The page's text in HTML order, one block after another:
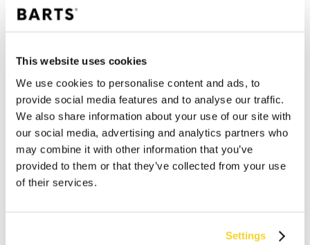
This website uses cookies
We use cookies to personalise content and ads, to
provide social media features and to analyse our traffic.
We also share information about your use of our site with
our social media, advertising and analytics partners who
may combine it with other information that you’ve
provided to them or that they’ve collected from your use
of their services.
Settings